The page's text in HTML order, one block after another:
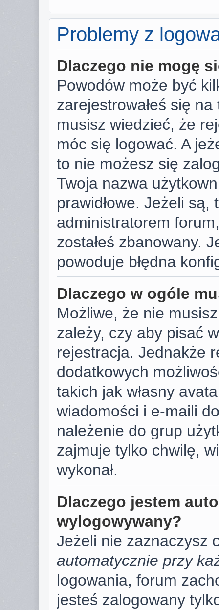
Problemy z
Dlaczego nie mogę
Powodów może być
zarejestrowałeś się
musisz wiedzieć, że
móc się logować. A
to nie możesz się
Twoja nazwa
prawidłowe. Jeżeli są,
administratorem
zostałeś zbanowany.
powoduje błędna
Dlaczego w ogóle
Możliwe, że nie
zależy, czy aby pisać
rejestracja. Jednakże
dodatkowych
takich jak własny
wiadomości i e-maili
należenie do grup
zajmuje tylko chwilę,
wykonał.
Dlaczego jestem
wylogowywany?
Jeżeli nie zaznaczysz
automatycznie przy
logowania, forum
jesteś zalogowany